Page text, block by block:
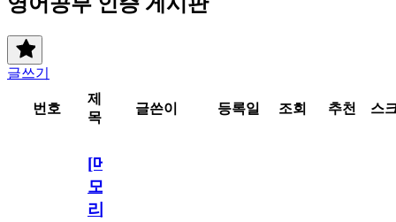
글쓰기
번호
제
목
글쓴이 등록일 조회 추천 스
[메
모
리